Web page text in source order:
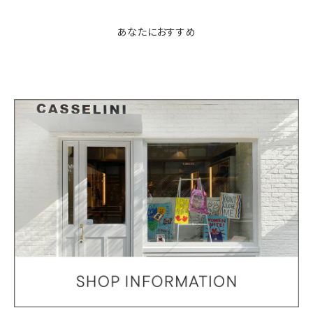
あなたにおすすめ